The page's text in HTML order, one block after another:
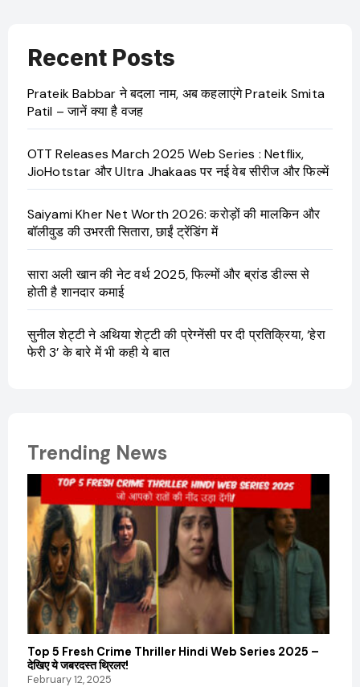
Recent Posts
Prateik Babbar ने बदला नाम, अब कहलाएंगे Prateik Smita
Patil – जानें क्या है वजह
OTT Releases March 2025 Web Series : Netflix,
JioHotstar और Ultra Jhakaas पर नई वेब सीरीज और फिल्में
Saiyami Kher Net Worth 2026: करोड़ों की मालकिन और
बॉलीवुड की उभरती सितारा, छाईं ट्रेंडिंग में
सारा अली खान की नेट वर्थ 2025, फिल्मों और ब्रांड डील्स से
होती है शानदार कमाई
सुनील शेट्टी ने अथिया शेट्टी की प्रेग्नेंसी पर दी प्रतिक्रिया, ‘हेरा
फेरी 3’ के बारे में भी कही ये बात
Trending News
Top 5 Fresh Crime Thriller Hindi Web Series 2025 –
देखिए ये जबरदस्त थ्रिलर!
February 12, 2025